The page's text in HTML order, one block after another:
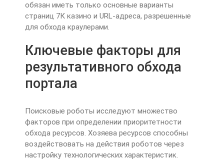
обязан иметь только основные варианты
страниц 7К казино и URL-адреса, разрешенные
для обхода краулерами.
Ключевые факторы для
результативного обхода
портала
Поисковые роботы исследуют множество
факторов при определении приоритетности
обхода ресурсов. Хозяева ресурсов способны
воздействовать на действия роботов через
настройку технологических характеристик.